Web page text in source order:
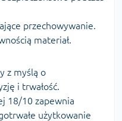
przechowywanie.
materiał.
z myślą o
i trwałość.
18/10 zapewnia
użytkowanie